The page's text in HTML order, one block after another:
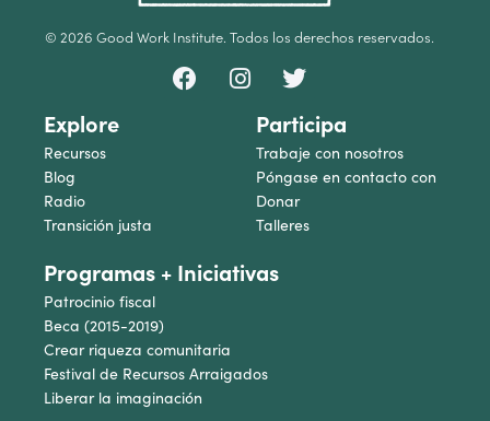
© 2026 Good Work Institute. Todos los derechos reservados.
Explore
Recursos
Blog
Radio
Transición justa
Participa
Trabaje con nosotros
Póngase en contacto con
Donar
Talleres
Programas + Iniciativas
Patrocinio fiscal
Beca (2015-2019)
Crear riqueza comunitaria
Festival de Recursos Arraigados
Liberar la imaginación